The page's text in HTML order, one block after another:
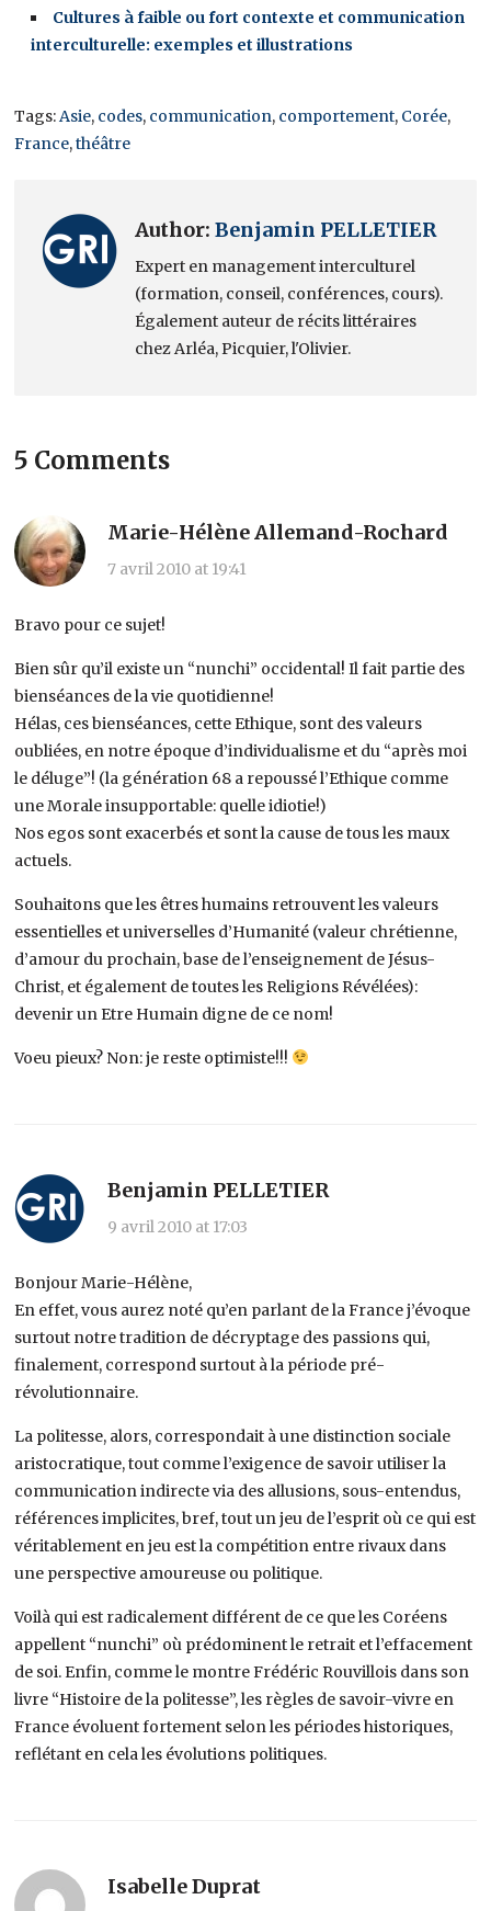
Cultures à faible ou fort contexte et communication
interculturelle: exemples et illustrations
Tags:Asie, codes, communication, comportement, Corée,
France,théâtre
Author:Benjamin PELLETIER
Expert en management interculturel
(formation, conseil, conférences, cours).
Également auteur de récits littéraires
chez Arléa, Picquier, l'Olivier.
5 Comments
Marie-Hélène Allemand-Rochard
7 avril 2010 at 19:41
Bravo pour ce sujet!
Bien sûr qu’il existe un “nunchi” occidental! Il fait partie des
bienséances de la vie quotidienne!
Hélas, ces bienséances, cette Ethique, sont des valeurs
oubliées, en notre époque d’individualisme et du “après moi
le déluge”! (la génération 68 a repoussé l’Ethique comme
une Morale insupportable: quelle idiotie!)
Nos egos sont exacerbés et sont la cause de tous les maux
actuels.
Souhaitons que les êtres humains retrouvent les valeurs
essentielles et universelles d’Humanité (valeur chrétienne,
d’amour du prochain, base de l’enseignement de Jésus-
Christ, et également de toutes les Religions Révélées):
devenir un Etre Humain digne de ce nom!
Voeu pieux? Non: je reste optimiste!!!
Benjamin PELLETIER
9 avril 2010 at 17:03
Bonjour Marie-Hélène,
En effet, vous aurez noté qu’en parlant de la France j’évoque
surtout notre tradition de décryptage des passions qui,
finalement, correspond surtout à la période pré-
révolutionnaire.
La politesse, alors, correspondait à une distinction sociale
aristocratique, tout comme l’exigence de savoir utiliser la
communication indirecte via des allusions, sous-entendus,
références implicites, bref, tout un jeu de l’esprit où ce qui est
véritablement en jeu est la compétition entre rivaux dans
une perspective amoureuse ou politique.
Voilà qui est radicalement différent de ce que les Coréens
appellent “nunchi” où prédominent le retrait et l’effacement
de soi. Enfin, comme le montre Frédéric Rouvillois dans son
livre “Histoire de la politesse”, les règles de savoir-vivre en
France évoluent fortement selon les périodes historiques,
reflétant en cela les évolutions politiques.
Isabelle Duprat